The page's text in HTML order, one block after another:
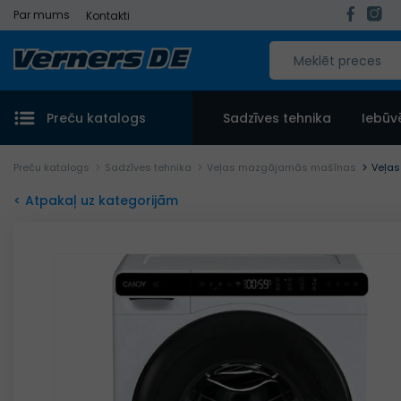
Par mums Kontakti
Preču katalogs Sadzīves tehnika
Preču katalogs Sadzīves tehnika Veļas mazgājamās mašīnas
< Atpakaļ uz kategorijām